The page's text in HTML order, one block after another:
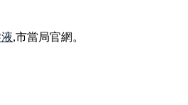
,市當局官網。